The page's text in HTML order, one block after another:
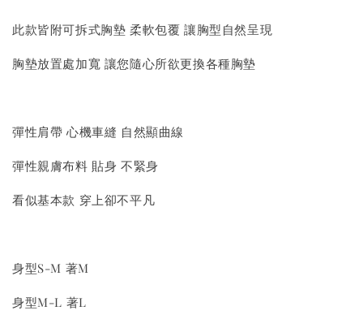
此款皆附可拆式胸墊 柔軟包覆 讓胸型自然呈現
胸墊放置處加寬 讓您隨心所欲更換各種胸墊
彈性肩帶 心機車縫 自然顯曲線
彈性親膚布料 貼身 不緊身
看似基本款 穿上卻不平凡
身型S-M 著M
身型M-L 著L